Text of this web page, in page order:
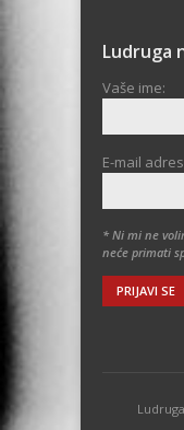
Ludruga
Vaše ime:
E-mail
* Ni mi ne
neće primati